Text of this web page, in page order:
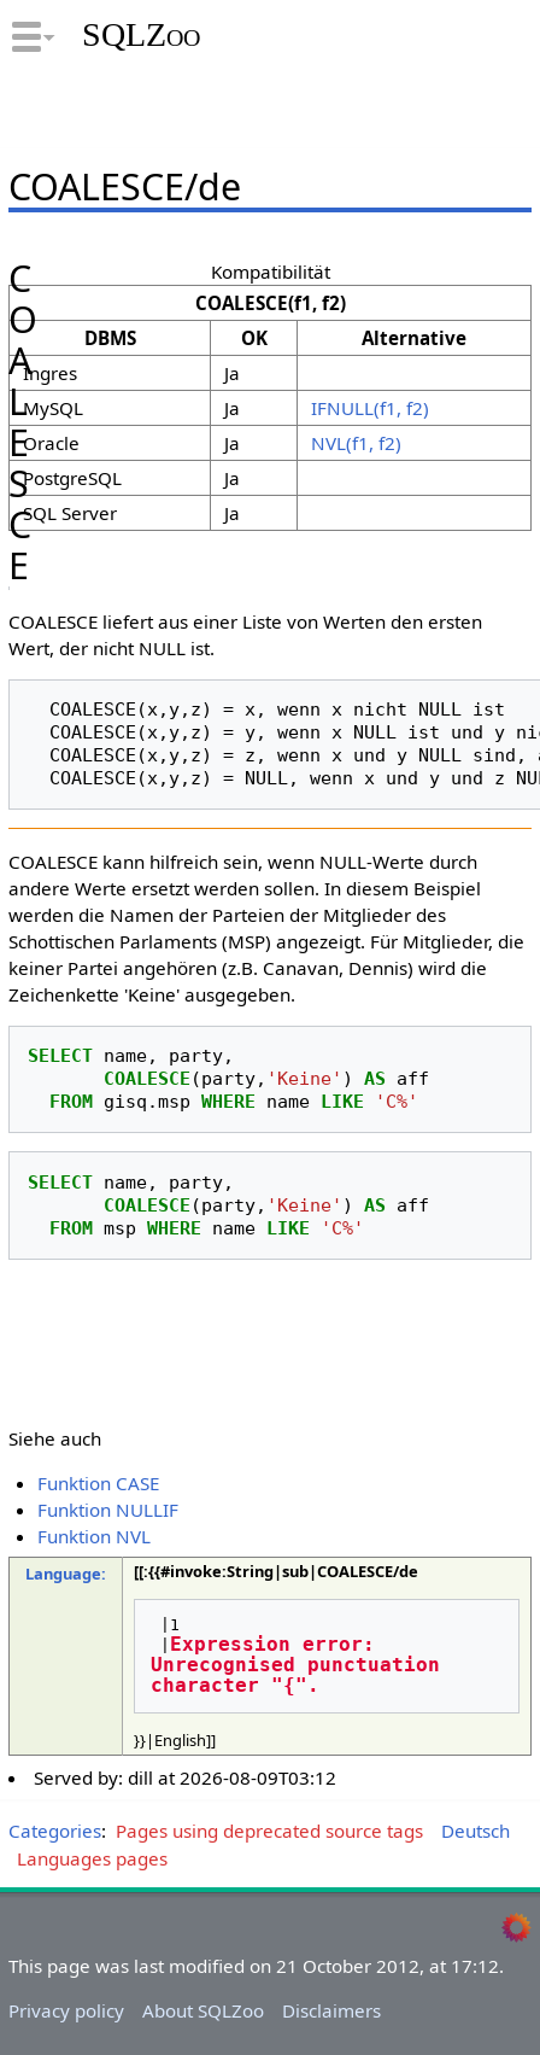
SQLZoo
COALESCE/de
Kompatibilität
COALESCE(f1, f2)
DBMS
OK
Alternative
Ingres
Ja
MySQL
Ja
IFNULL(f1, f2)
Oracle
Ja
NVL(f1, f2)
PostgreSQL
Ja
SQL Server
Ja
C
O
A
L
E
S
C
E
COALESCE liefert aus einer Liste von Werten den ersten
Wert, der nicht NULL ist.
COALESCE kann hilfreich sein, wenn NULL-Werte durch
andere Werte ersetzt werden sollen. In diesem Beispiel
werden die Namen der Parteien der Mitglieder des
Schottischen Parlaments (MSP) angezeigt. Für Mitglieder, die
keiner Partei angehören (z.B. Canavan, Dennis) wird die
Zeichenkette 'Keine' ausgegeben.
SELECT name, party,
COALESCE (party, 'Keine' ) AS
aff
FROM gisq .msp WHERE name LIKE 'C%'
SELECT name, party,
COALESCE (party, 'Keine' ) AS
aff
FROM msp WHERE name LIKE 'C%'
Siehe auch
Funktion CASE
Funktion NULLIF
Funktion NVL
Language: [[:{{#invoke:String|sub|COALESCE/de
Expression error:
Unrecognised punctuation
character "{".
}}|English]]
Served by:dill at 2026-08-09T03:12
Categories: Pages using deprecated source tags
Deutsch
Languages pages
This page was last modified on 21 October 2012, at 17:12.
Privacy policy
About SQLZoo Disclaimers